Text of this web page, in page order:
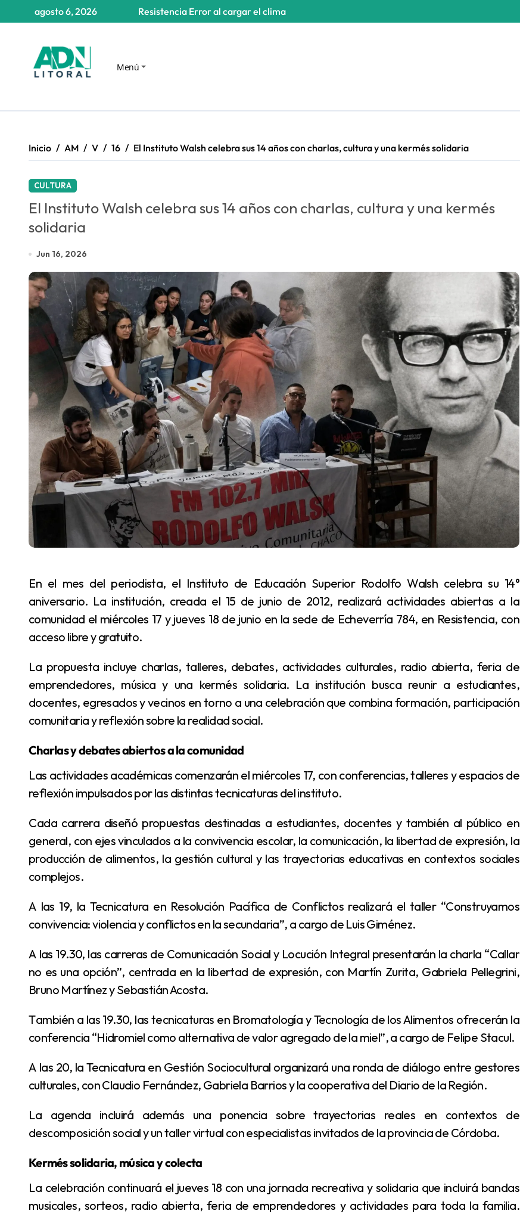
Resistencia Error al cargar el clima
agosto 6, 2026
Menú
Inicio AM V 16 El Instituto Walsh celebra sus 14 años con charlas, cultura y una kermés solidaria
CULTURA
El Instituto Walsh celebra sus 14 años con charlas, cultura y una kermés
solidaria
Jun 16, 2026
En el mes del periodista, el Instituto de Educación Superior Rodolfo Walsh celebra su 14°
aniversario. La institución, creada el 15 de junio de 2012, realizará actividades abiertas a la
comunidad el miércoles 17 y jueves 18 de junio en la sede de Echeverría 784, en Resistencia, con
acceso libre y gratuito.
La propuesta incluye charlas, talleres, debates, actividades culturales, radio abierta, feria de
emprendedores, música y una kermés solidaria. La institución busca reunir a estudiantes,
docentes, egresados y vecinos en torno a una celebración que combina formación, participación
comunitaria y reflexión sobre la realidad social.
Charlas y debates abiertos a la comunidad
Las actividades académicas comenzarán el miércoles 17, con conferencias, talleres y espacios de
reflexión impulsados por las distintas tecnicaturas del instituto.
Cada carrera diseñó propuestas destinadas a estudiantes, docentes y también al público en
general, con ejes vinculados a la convivencia escolar, la comunicación, la libertad de expresión, la
producción de alimentos, la gestión cultural y las trayectorias educativas en contextos sociales
complejos.
A las 19, la Tecnicatura en Resolución Pacífica de Conflictos realizará el taller “Construyamos
convivencia: violencia y conflictos en la secundaria”, a cargo de Luis Giménez.
A las 19.30, las carreras de Comunicación Social y Locución Integral presentarán la charla “Callar
no es una opción”, centrada en la libertad de expresión, con Martín Zurita, Gabriela Pellegrini,
Bruno Martínez y Sebastián Acosta.
También a las 19.30, las tecnicaturas en Bromatología y Tecnología de los Alimentos ofrecerán la
conferencia “Hidromiel como alternativa de valor agregado de la miel”, a cargo de Felipe Stacul.
A las 20, la Tecnicatura en Gestión Sociocultural organizará una ronda de diálogo entre gestores
culturales, con Claudio Fernández, Gabriela Barrios y la cooperativa del Diario de la Región.
La agenda incluirá además una ponencia sobre trayectorias reales en contextos de
descomposición social y un taller virtual con especialistas invitados de la provincia de Córdoba.
Kermés solidaria, música y colecta
La celebración continuará el jueves 18 con una jornada recreativa y solidaria que incluirá bandas
musicales, sorteos, radio abierta, feria de emprendedores y actividades para toda la familia.